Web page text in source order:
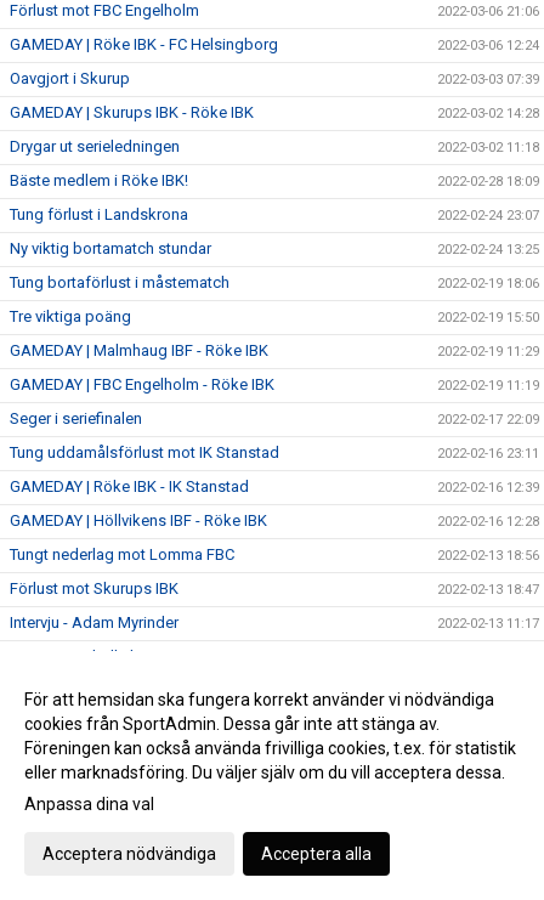
Förlust mot FBC Engelholm 2022-03-06 21:06
GAMEDAY | Röke IBK - FC Helsingborg 2022-03-06 12:24
Oavgjort i Skurup 2022-03-03 07:39
GAMEDAY | Skurups IBK - Röke IBK 2022-03-02 14:28
Drygar ut serieledningen 2022-03-02 11:18
Bäste medlem i Röke IBK! 2022-02-28 18:09
Tung förlust i Landskrona 2022-02-24 23:07
Ny viktig bortamatch stundar 2022-02-24 13:25
Tung bortaförlust i måstematch 2022-02-19 18:06
Tre viktiga poäng 2022-02-19 15:50
GAMEDAY | Malmhaug IBF - Röke IBK 2022-02-19 11:29
GAMEDAY | FBC Engelholm - Röke IBK 2022-02-19 11:19
Seger i seriefinalen 2022-02-17 22:09
Tung uddamålsförlust mot IK Stanstad 2022-02-16 23:11
GAMEDAY | Röke IBK - IK Stanstad 2022-02-16 12:39
GAMEDAY | Höllvikens IBF - Röke IBK 2022-02-16 12:28
Tungt nederlag mot Lomma FBC 2022-02-13 18:56
Förlust mot Skurups IBK 2022-02-13 18:47
Intervju - Adam Myrinder 2022-02-13 11:17
Intervju - Isabell Eliasson
Storseger mot Höllvikens IBF 2022-02-09 22:24
Derbyseger på bortaplan 2022-02-09 22:17
Intervju - Sofia Eliasson 2022-02-09 13:30
Intervju - Victor Hjärner
Se Röke IBK live - från TV-soffan!
För att hemsidan ska fungera korrekt använder vi nödvändiga
cookies från SportAdmin. Dessa går inte att stänga av.
Föreningen kan också använda frivilliga cookies, t.ex. för statistik
eller marknadsföring. Du väljer själv om du vill acceptera dessa.
Anpassa dina val
Acceptera nödvändiga Acceptera alla